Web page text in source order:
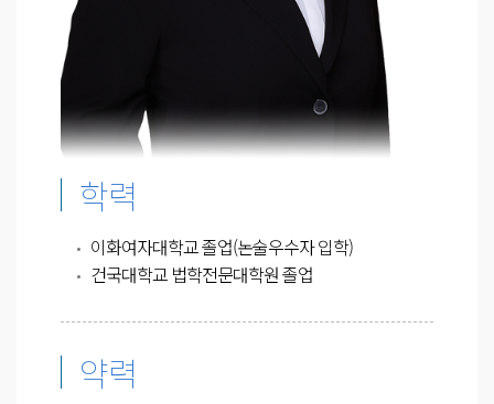
학력
이화여자대학교 졸업(논술우수자 입학)
건국대학교 법학전문대학원 졸업
약력